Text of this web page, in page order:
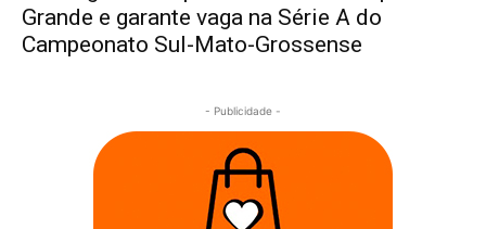
Grande e garante vaga na Série A do
Campeonato Sul-Mato-Grossense
- Publicidade -